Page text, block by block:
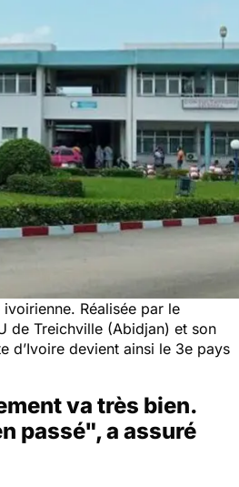
Réalisée par le
de Treichville (Abidjan) et son
d’Ivoire devient ainsi le 3e pays
va très bien.
passé", a assuré